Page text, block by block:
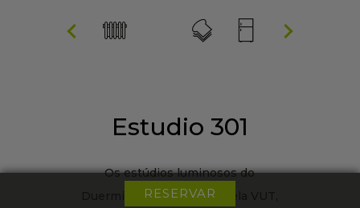
Estudio 301
Os estúdios luminosos do
Duerming Avenida 85 Burela VUT,
RESERVAR